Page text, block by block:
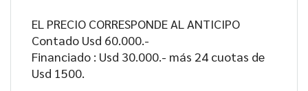
EL PRECIO CORRESPONDE AL ANTICIPO
Contado Usd 60.000.-
Financiado : Usd 30.000.- más 24 cuotas de
Usd 1500.